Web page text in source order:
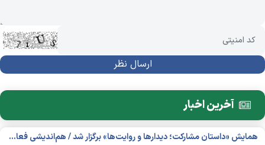
آخرین اخبار
همایش «داستان مشارکت؛ دیدار‌ها و روایت‌ها» برگزار شد / هم‌اندیشی فعالان مردم‌نهاد دربارۀ چالش‌های پیش رو